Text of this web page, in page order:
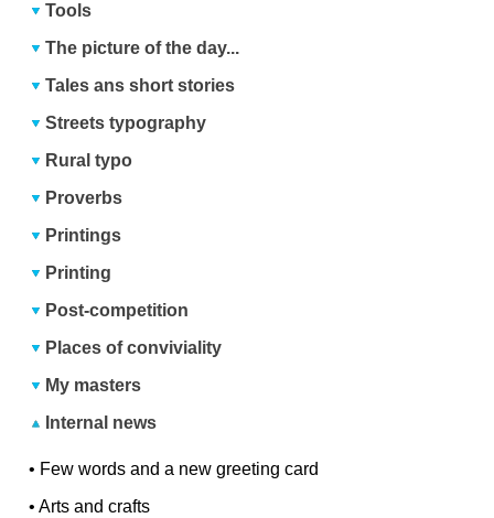
Tools
The picture of the day...
Tales ans short stories
Streets typography
Rural typo
Proverbs
Printings
Printing
Post-competition
Places of conviviality
My masters
Internal news
• Few words and a new greeting card
•Arts and crafts